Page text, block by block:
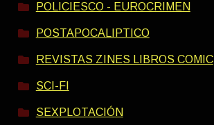
POLICIESCO - EUROCRIMEN
POSTAPOCALIPTICO
REVISTAS ZINES LIBROS COMIC
SCI-FI
SEXPLOTACIÓN